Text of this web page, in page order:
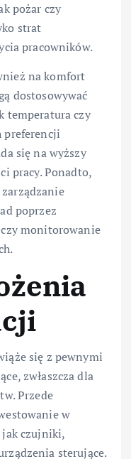
pożar czy
strat
pracowników.
na komfort
dostosowywać
temperatura czy
preferencji
się na wyższy
pracy. Ponadto,
poprzez
monitorowanie
się z pewnymi
zwłaszcza dla
Przede
w
czujniki,
sterujące.